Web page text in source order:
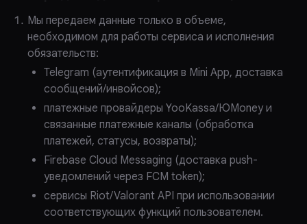
Мы передаем данные только в объеме,
необходимом для работы сервиса и исполнения
обязательств:
Telegram (аутентификация в Mini App, доставка
сообщений/инвойсов);
платежные провайдеры YooKassa/ЮMoney и
связанные платежные каналы (обработка
платежей, статусы, возвраты);
Firebase Cloud Messaging (доставка push-
уведомлений через FCM token);
сервисы Riot/Valorant API при использовании
соответствующих функций пользователем.